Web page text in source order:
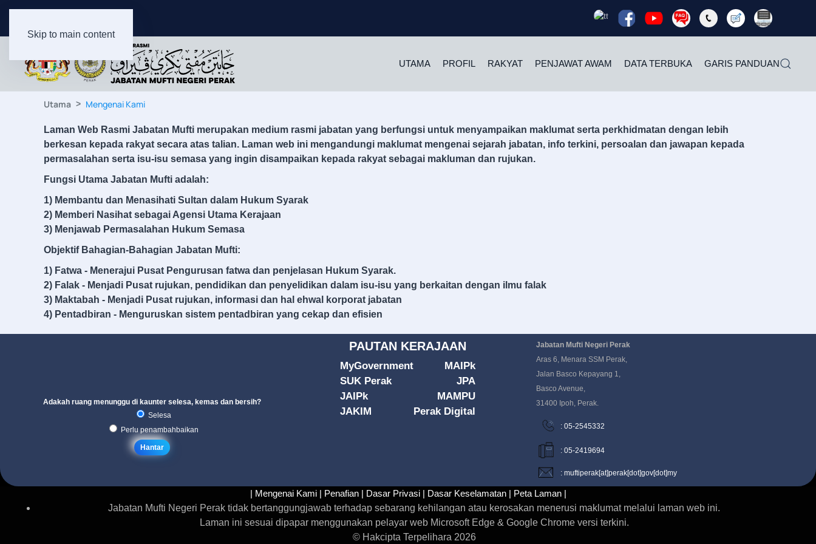
Skip to main content
Read Read Read Read Read Read
UTAMA
PROFIL RAKYAT PENJAWAT AWAM DATA TERBUKA GARIS PANDUAN
Utama Mengenai Kami
Laman Web Rasmi Jabatan Mufti merupakan medium rasmi jabatan yang berfungsi untuk menyampaikan maklumat serta perkhidmatan dengan lebih
berkesan kepada rakyat secara atas talian. Laman web ini mengandungi maklumat mengenai sejarah jabatan, info terkini, persoalan dan jawapan kepada
permasalahan serta isu-isu semasa yang ingin disampaikan kepada rakyat sebagai makluman dan rujukan.
Fungsi Utama Jabatan Mufti adalah:
1) Membantu dan Menasihati Sultan dalam Hukum Syarak
2) Memberi Nasihat sebagai Agensi Utama Kerajaan
3) Menjawab Permasalahan Hukum Semasa
Objektif Bahagian-Bahagian Jabatan Mufti:
1) Fatwa - Menerajui Pusat Pengurusan fatwa dan penjelasan Hukum Syarak.
2) Falak - Menjadi Pusat rujukan, pendidikan dan penyelidikan dalam isu-isu yang berkaitan dengan ilmu falak
3) Maktabah - Menjadi Pusat rujukan, informasi dan hal ehwal korporat jabatan
4) Pentadbiran - Menguruskan sistem pentadbiran yang cekap dan efisien
Adakah ruang menunggu di kaunter selesa, kemas dan bersih?
Selesa
Perlu penambahbaikan
PAUTAN KERAJAAN
MyGovernment
SUK Perak
JAIPk
JAKIM
MAIPk
JPA
MAMPU
Perak Digital
Jabatan Mufti Negeri Perak
Aras 6, Menara SSM Perak,
Jalan Basco Kepayang 1,
Basco Avenue,
31400 Ipoh, Perak.
: 05-2545332
: 05-2419694
: muftiperak[at]perak[dot]gov[dot]my
| Mengenai Kami | Penafian | Dasar Privasi | Dasar Keselamatan | Peta Laman |
Jabatan Mufti Negeri Perak tidak bertanggungjawab terhadap sebarang kehilangan atau kerosakan menerusi maklumat melalui laman web ini.
Laman ini sesuai dipapar menggunakan pelayar web Microsoft Edge & Google Chrome versi terkini.
© Hakcipta Terpelihara 2026